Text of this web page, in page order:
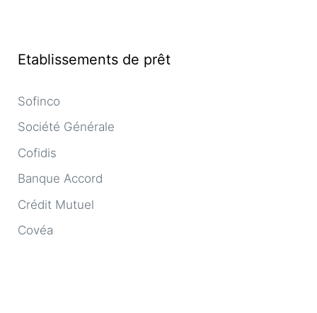
Etablissements de prêt
Sofinco
Société Générale
Cofidis
Banque Accord
Crédit Mutuel
Covéa